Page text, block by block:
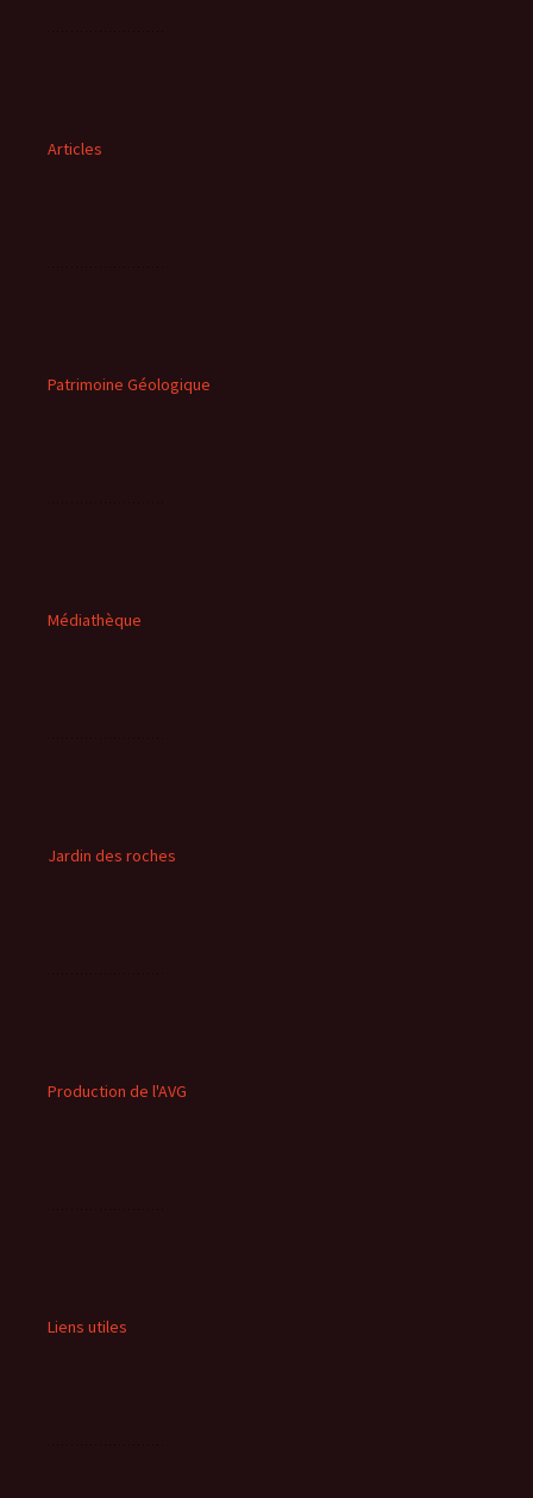
Articles
Patrimoine Géologique
Médiathèque
Jardin des roches
Production de l'AVG
Liens utiles